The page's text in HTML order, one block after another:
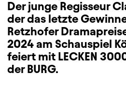
Der junge Regisseur
der das letzte
Retzhofer
2024 am Schauspiel
feiert mit LECKEN
der BURG.